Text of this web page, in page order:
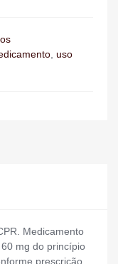
, uso
Medicamento
mg do princípio
prescrição